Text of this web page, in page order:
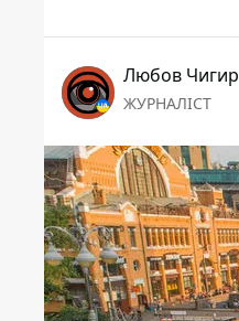
Любов Чигир
ЖУРНАЛІСТ